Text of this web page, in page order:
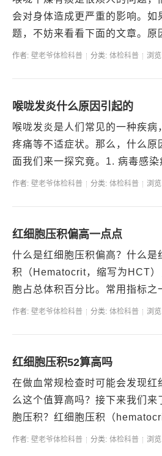
会对身体造成更严重的影响。如
题，不妨来看看下面的文章。原
环境中呆久了，喉咙容易出现干
作者: 壁老爷体检科普 分类: 体检科普 浏
喉咙发炎什么原因引起的
喉咙发炎是人们常见的一种疾病
疼痛等不适症状。那么，什么原
面我们来一探究竟。1. 病毒感
的主要原因之一，包括流感病毒
作者: 壁老爷体检科普 分类: 体检科普 浏
红细胞压积偏高一点点
什么是红细胞压积偏高？什么是
积（Hematocrit，缩写为HCT）
胞占总体积百分比。常用指标之
红细胞压积偏高有哪些可能原因
作者: 壁老爷体检科普 分类: 体检科普 浏
红细胞压积52算高吗
在做血常规检查时可能会发现红
么这个值算高吗？接下来我们来
胞压积？红细胞压积（
液中红细胞占总体积的百分比。
作者: 壁老爷体检科普 分类: 体检科普 浏